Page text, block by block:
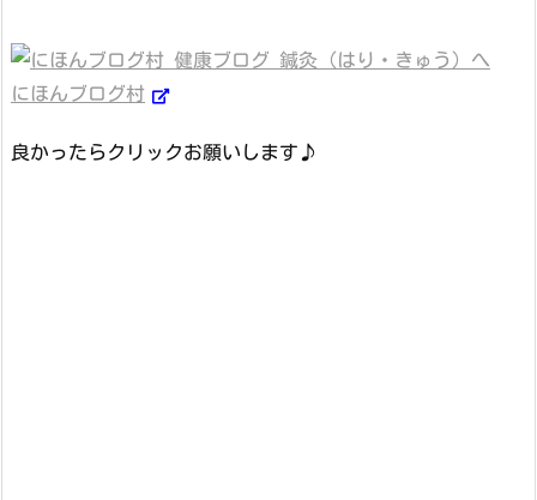
にほんブログ村
良かったらクリックお願いします♪